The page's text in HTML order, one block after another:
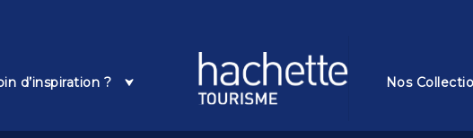
d’inspiration ? Nos